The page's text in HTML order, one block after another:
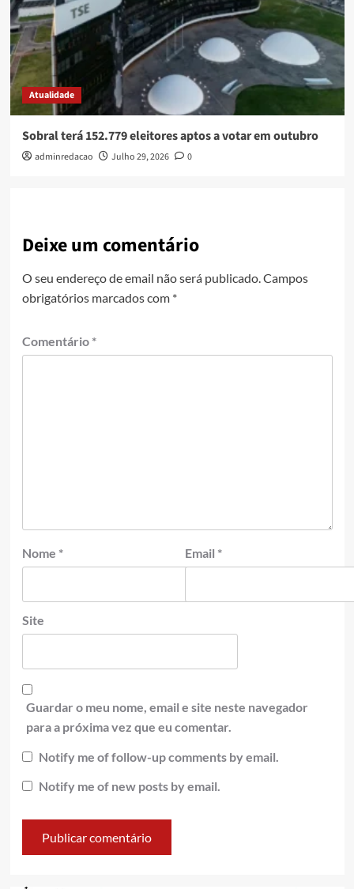
Atualidade
Sobral terá 152.779 eleitores aptos a votar em outubro
adminredacao Julho 29, 2026 0
Deixe um comentário
O seu endereço de email não será publicado.Campos
obrigatórios marcados com *
Comentário *
Nome * Email *
Site
Guardar o meu nome, email e site neste navegador
para a próxima vez que eu comentar.
Notify me of follow-up comments by email.
Notify me of new posts by email.